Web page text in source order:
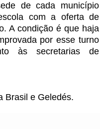
de cada município
com a oferta de
A condição é que haja
por esse turno
às secretarias de
Brasil e Geledés.